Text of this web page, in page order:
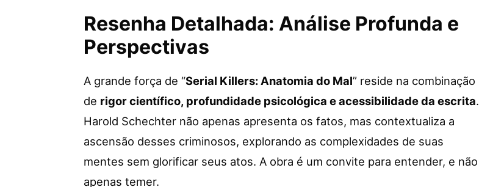
Resenha Detalhada: Análise Profunda e
Perspectivas
A grande força de “Serial Killers: Anatomia do Mal” reside na combinação
de rigor científico, profundidade psicológica e acessibilidade da escrita.
Harold Schechter não apenas apresenta os fatos, mas contextualiza a
ascensão desses criminosos, explorando as complexidades de suas
mentes sem glorificar seus atos. A obra é um convite para entender, e não
apenas temer.